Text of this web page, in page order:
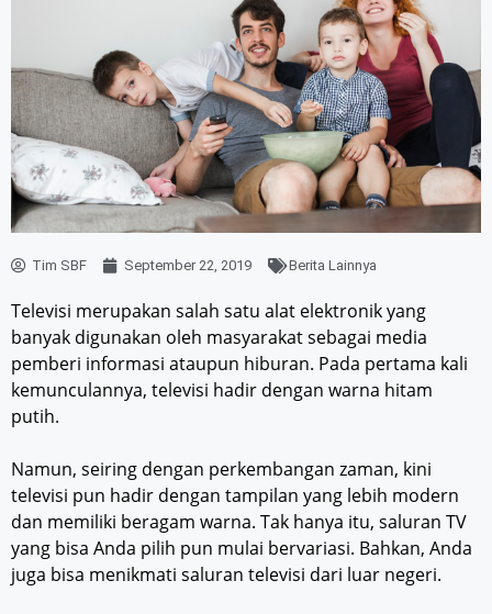
Tim SBF September 22, 2019 Berita Lainnya
Televisi merupakan salah satu alat elektronik yang
banyak digunakan oleh masyarakat sebagai media
pemberi informasi ataupun hiburan. Pada pertama kali
kemunculannya, televisi hadir dengan warna hitam
putih.
Namun, seiring dengan perkembangan zaman, kini
televisi pun hadir dengan tampilan yang lebih modern
dan memiliki beragam warna. Tak hanya itu, saluran TV
yang bisa Anda pilih pun mulai bervariasi. Bahkan, Anda
juga bisa menikmati saluran televisi dari luar negeri.